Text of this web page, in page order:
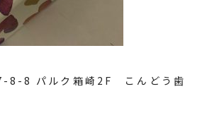
8-8 パルク箱崎2F こんどう歯